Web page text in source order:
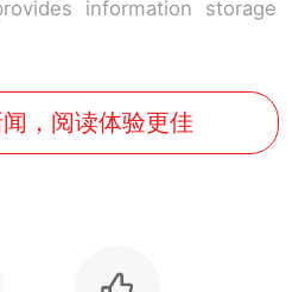
information storage
，阅读体验更佳